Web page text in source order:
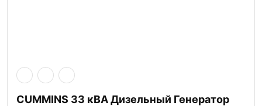
CUMMINS 33 кВА Дизельный Генератор